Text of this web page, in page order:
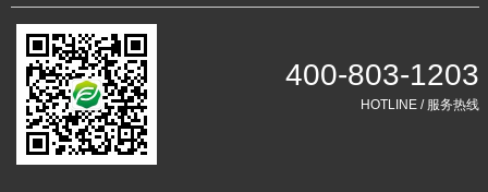
400-803-1203
HOTLINE / 服务热线